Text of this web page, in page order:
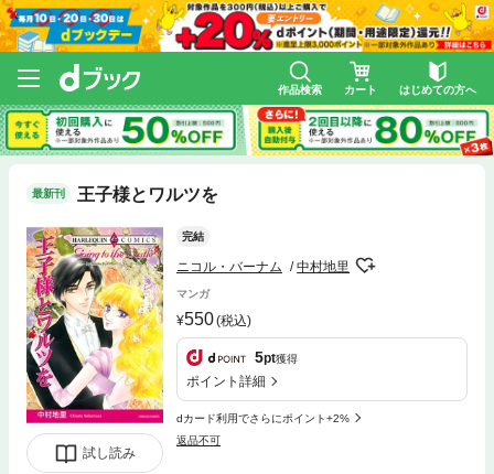
作品検索 カート はじめての方へ
最新刊 王子様とワルツを
試し読み
完結
ニコル・バーナム 中村地里
マンガ
550(税込)
5pt獲得
ポイント詳細
dカード利用でさらにポイント+2%
返品不可